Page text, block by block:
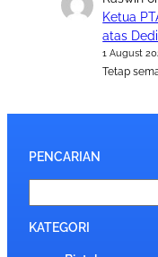
Ketua
atas
1 August
Tetap
PENCARIAN
e
aKATEGORI